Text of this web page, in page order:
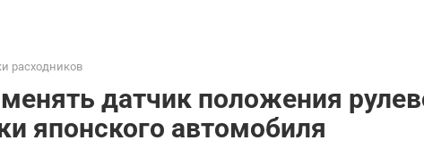
расходников
датчик положения
японского автомобиля